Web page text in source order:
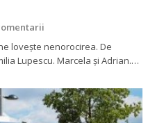
loveşte nenorocirea. De
Lupescu. Marcela şi Adrian.…